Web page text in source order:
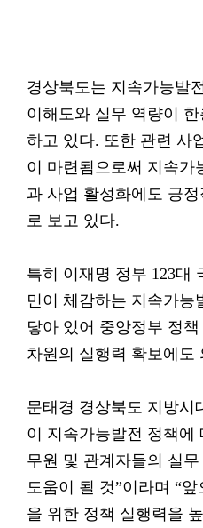
경상북도는 지속가능발
이해도와 실무 역량이
하고 있다. 또한 관련 사
이 마련됨으로써 지속가
과 사업 활성화에도 긍
로 보고 있다.
특히 이재명 정부 123대
민이 체감하는 지속가능
닿아 있어 중앙정부 정
차원의 실행력 확보에도
문태경 경상북도 지방시
이 지속가능발전 정책에
무원 및 관계자들의 실
도움이 될 것”이라며 “
을 위한 정책 실행력을